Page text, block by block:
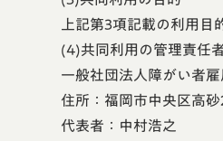
上記第3項記載の利用目
(4)共同利用の管理責任
一般社団法人障がい者
住所：福岡市中央区高
代表者：中村浩之